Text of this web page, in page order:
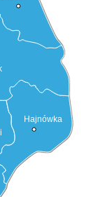
Hajnówka